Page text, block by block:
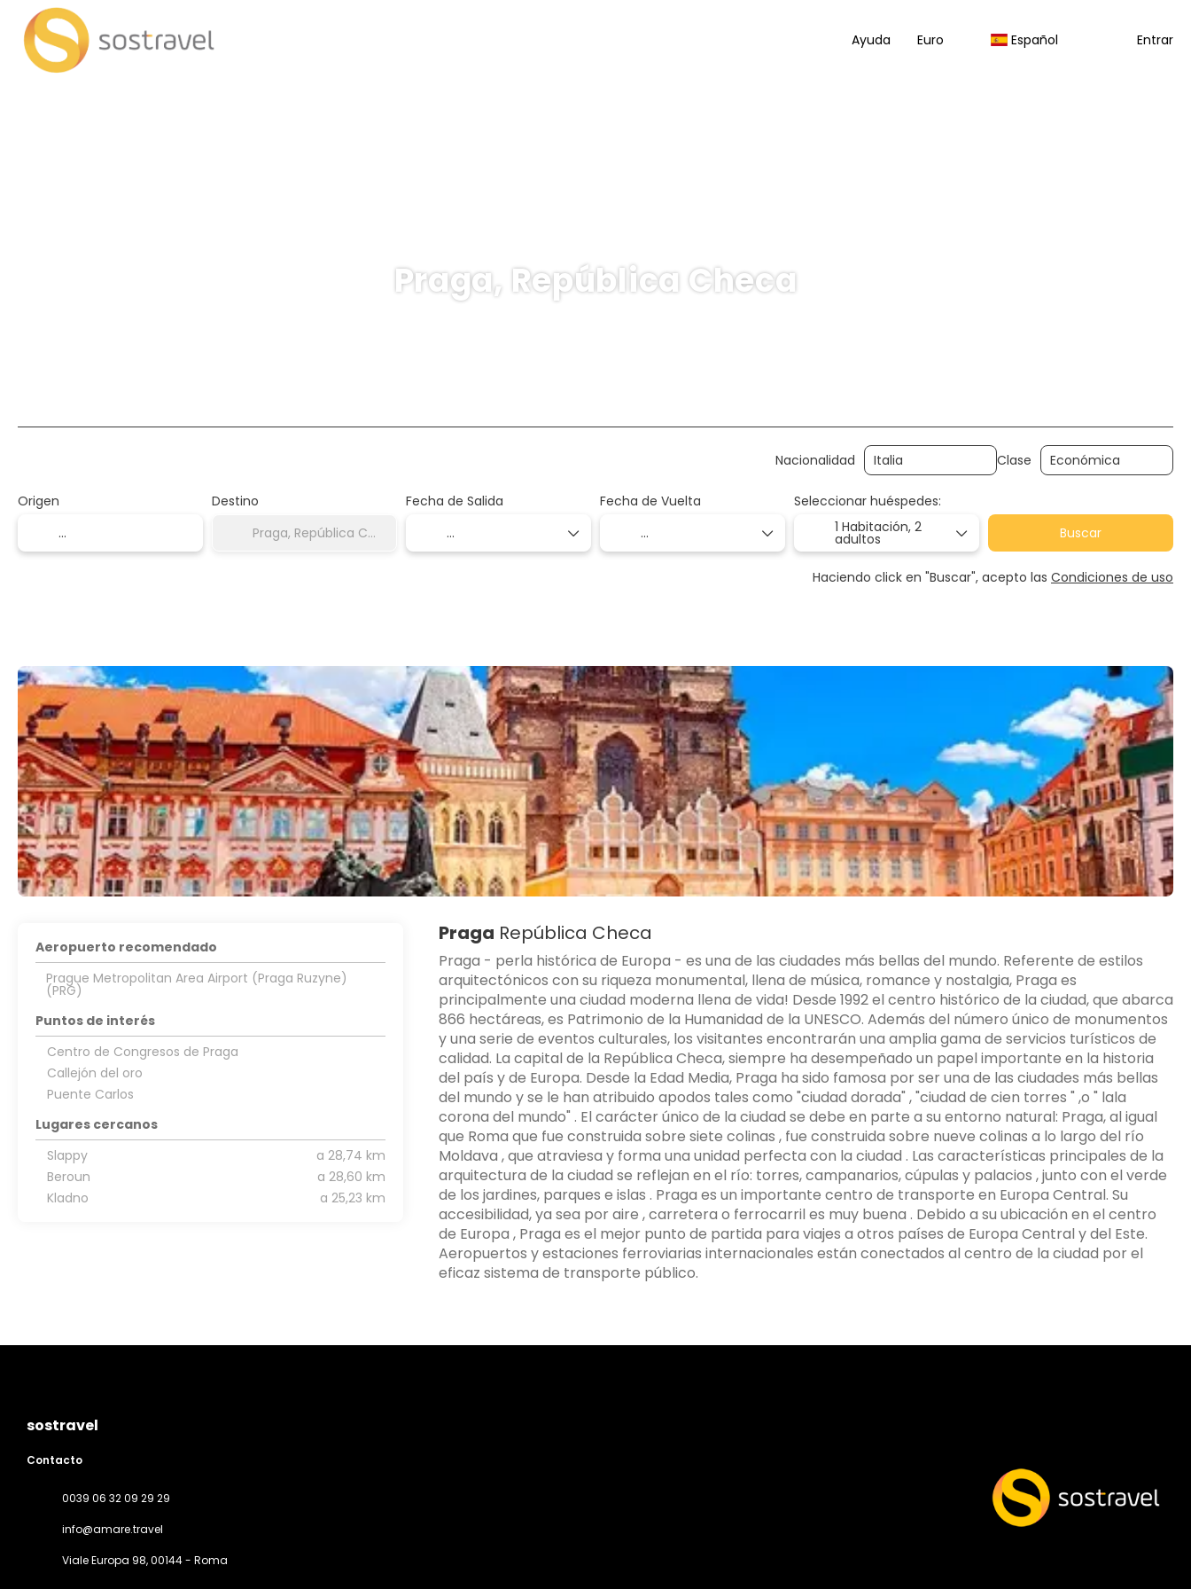
Ayuda Euro Español Entrar
Praga, República Checa
Nacionalidad Clase
Origen Destino Fecha de Salida Fecha de Vuelta
Seleccionar huéspedes:
1 Habitación, 2
adultos Buscar
Haciendo click en "Buscar", acepto las Condiciones de uso
Praga República Checa
Praga - perla histórica de Europa - es una de las ciudades más bellas del mundo. Referente de estilos
arquitectónicos con su riqueza monumental, llena de música, romance y nostalgia, Praga es
principalmente una ciudad moderna llena de vida! Desde 1992 el centro histórico de la ciudad, que abarca
866 hectáreas, es Patrimonio de la Humanidad de la UNESCO. Además del número único de monumentos
y una serie de eventos culturales, los visitantes encontrarán una amplia gama de servicios turísticos de
calidad. La capital de la República Checa, siempre ha desempeñado un papel importante en la historia
del país y de Europa. Desde la Edad Media, Praga ha sido famosa por ser una de las ciudades más bellas
del mundo y se le han atribuido apodos tales como "ciudad dorada" , "ciudad de cien torres " ,o " lala
corona del mundo" . El carácter único de la ciudad se debe en parte a su entorno natural: Praga, al igual
que Roma que fue construida sobre siete colinas , fue construida sobre nueve colinas a lo largo del río
Moldava , que atraviesa y forma una unidad perfecta con la ciudad . Las características principales de la
arquitectura de la ciudad se reflejan en el río: torres, campanarios, cúpulas y palacios , junto con el verde
de los jardines, parques e islas . Praga es un importante centro de transporte en Europa Central. Su
accesibilidad, ya sea por aire , carretera o ferrocarril es muy buena . Debido a su ubicación en el centro
de Europa , Praga es el mejor punto de partida para viajes a otros países de Europa Central y del Este.
Aeropuertos y estaciones ferroviarias internacionales están conectados al centro de la ciudad por el
eficaz sistema de transporte público.
Aeropuerto recomendado
Prague Metropolitan Area Airport (Praga Ruzyne)
(PRG)
Puntos de interés
Centro de Congresos de Praga
Callejón del oro
Puente Carlos
Lugares cercanos
Slappy
a 28,74 km
Beroun
a 28,60 km
Kladno
a 25,23 km
sostravel
Contacto
0039 06 32 09 29 29
info@amare.travel
Viale Europa 98, 00144 - Roma